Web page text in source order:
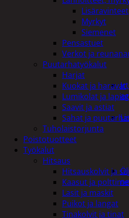
Lisäravinteet
Myrkyt
Siemenet
Pensastuet
Verkot ja
Puutarhatyökalut
Harjat
Kuokat ja haravat
Lumikolat ja lapiot
Saavit ja astiat
Sahat ja
Tuholaistorjunta
Poistotuotteet
Työkalut
Hitsaus
Hitsauskolvit ja
Kaasut ja
Lasit ja maskit
Puikot ja langat
Tinakolvit ja tinat